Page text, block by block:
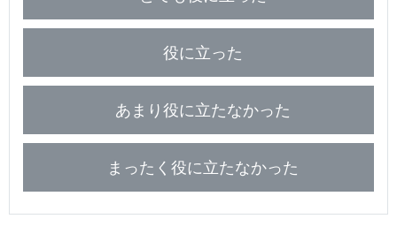
役に立った
あまり役に立たなかった
まったく役に立たなかった